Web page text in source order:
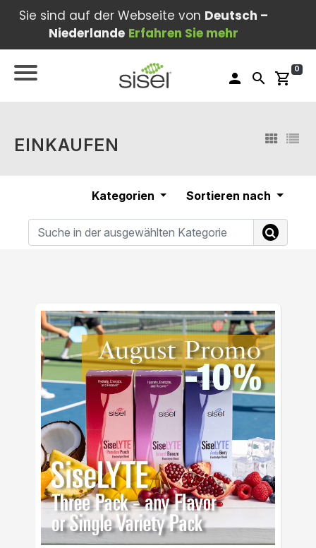
Sie sind auf der Webseite von Deutsch –
Niederlande Erfahren Sie mehr
person search shopping_cart
0
EINKAUFEN
Kategorien Sortieren nach